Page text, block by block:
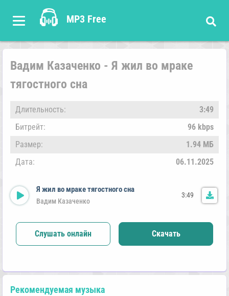
MP3 Free
Вадим Казаченко - Я жил во мраке
тягостного сна
Длительность:
3:49
Битрейт:
96 kbps
Размер:
1.94 МБ
Дата:
06.11.2025
Я жил во мраке тягостного сна
Вадим Казаченко
3:49
Слушать онлайн Скачать
Рекомендуемая музыка